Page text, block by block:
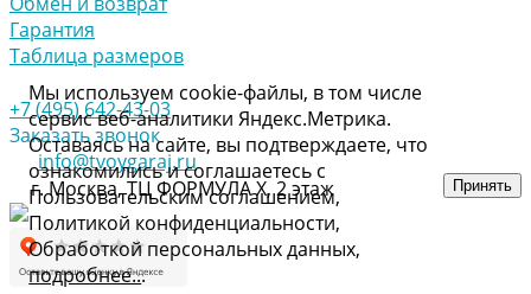
Гарантия
Таблица размеров
+7 (495) 642-43-03
Заказать звонок
info@tvoygaraj.ru
г. Москва, ТЦ ФОРМУЛА Х, 2 этаж
Мы используем cookie-файлы, в том числе
сервис веб-аналитики Яндекс.Метрика.
Оставаясь на сайте, вы подтверждаете, что
ознакомились и соглашаетесь с
Пользовательским соглашением,
Политикой конфиденциальности,
Обработкой персональных данных,
подробнее...
Принять